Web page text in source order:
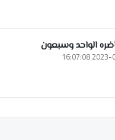
الواحد وسبعون
2023-03-